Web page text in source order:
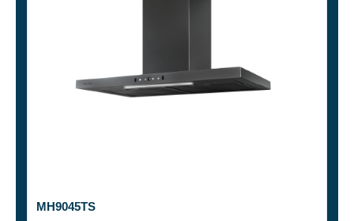
MH9045TS